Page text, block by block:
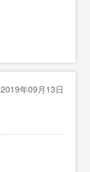
2019年09月13日